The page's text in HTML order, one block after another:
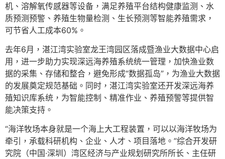
机、溶解氧传感器等设备，满足养殖平台结构健康监测、水
质预测预警、养殖生物量检测、生长预测等智能养殖需求，
可节省人工成本60%。
去年6月，湛江湾实验室龙王湾园区落成暨渔业大数据中心启
用，进一步助力实现深远海养殖系统统一管理，加快渔业数
据的采集、存储和整合，避免形成“数据孤岛”，为渔业大数据
的发展奠定规范基础。同时，湛江湾实验室还开发深远海养
殖知识库系统，为智能控制、精准作业、养殖预警等提供智
能决策支持。
“海洋牧场本身就是一个海上大工程装置，可以以海洋牧场为
牵引，承载科研机构、企业、人才、项目落地。”综合开发研
究院（中国·深圳）湾区经济与产业规划研究所所长、主任研